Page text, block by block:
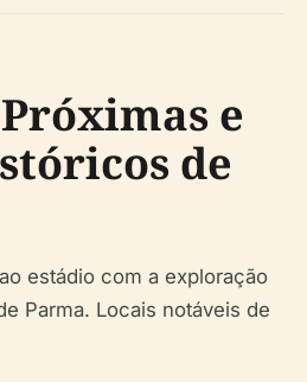
e
de
estádio com a exploração
Parma. Locais notáveis de